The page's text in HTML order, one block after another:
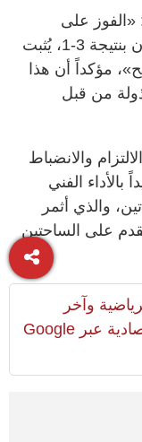
على
الأردن بثلاثة أشواط نظيفة، وعلى لبنان بنتيجة 3-1، يُثبت
مؤكداً أن هذا
من قبل
والانضباط
الفني
والذي أثمر
على الساحتين
وآخر
المستجدات السياسية والإقتصادية عبر Google